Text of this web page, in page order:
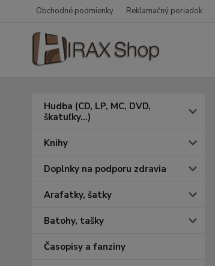
Obchodné podmienky Reklamačný poriadok
Hudba (CD, LP, MC, DVD,
škatuľky...)
Knihy
Doplnky na podporu zdravia
Arafatky, šatky
Batohy, tašky
Časopisy a fanziny